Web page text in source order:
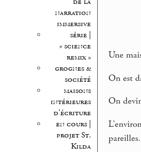
narration
immersive
série |
« science
remix »
grognes &
société
maisons
intérieures
d’écriture
en cours |
projet St.
Kilda
Une
On est
On
pareilles.